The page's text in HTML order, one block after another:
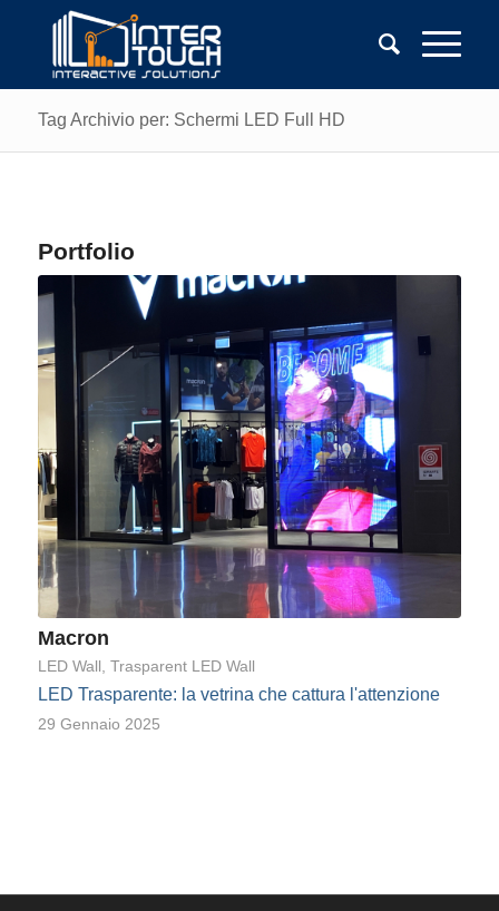
Tag Archivio per: Schermi LED Full HD
Portfolio
Macron
LED Wall Trasparent LED Wall
LED Trasparente: la vetrina che cattura l'attenzione
29 Gennaio 2025